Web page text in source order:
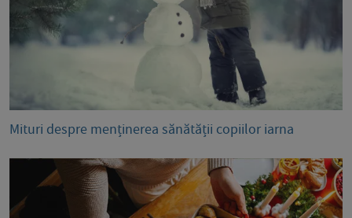
Mituri despre menținerea sănătății copiilor iarna